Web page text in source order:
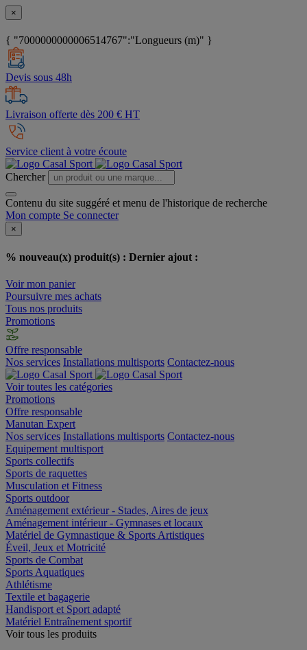
×
{ "7000000000006514767":"Longueurs (m)" }
Devis sous 48h
Livraison offerte dès 200 € HT
Service client à votre écoute
Chercher
Contenu du site suggéré et menu de l'historique de recherche
Mon compte Se connecter
×
% nouveau(x) produit(s) : Dernier ajout :
Voir mon panier
Poursuivre mes achats
Tous nos produits
Promotions
Offre responsable
Nos services Installations multisports Contactez-nous
Voir toutes les catégories
Promotions
Offre responsable
Manutan Expert
Nos services Installations multisports Contactez-nous
Equipement multisport
Sports collectifs
Sports de raquettes
Musculation et Fitness
Sports outdoor
Aménagement extérieur - Stades, Aires de jeux
Aménagement intérieur - Gymnases et locaux
Matériel de Gymnastique & Sports Artistiques
Éveil, Jeux et Motricité
Sports de Combat
Sports Aquatiques
Athlétisme
Textile et bagagerie
Handisport et Sport adapté
Matériel Entraînement sportif
Voir tous les produits